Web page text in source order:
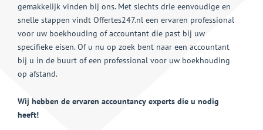
gemakkelijk vinden bij ons. Met slechts drie eenvoudige en
snelle stappen vindt Offertes247.nl een ervaren professional
voor uw boekhouding of accountant die past bij uw
specifieke eisen. Of u nu op zoek bent naar een accountant
bij u in de buurt of een professional voor uw boekhouding
op afstand.
Wij hebben de ervaren accountancy experts die u nodig
heeft!